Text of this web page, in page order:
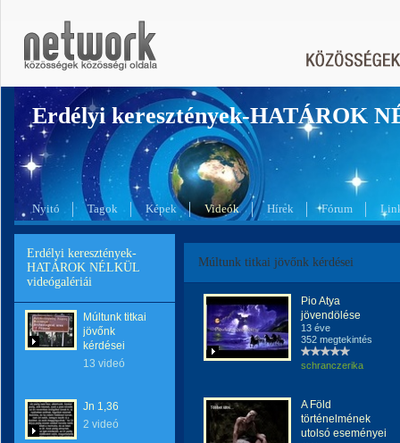
Erdélyi keresztények-HATÁROK
Nyitó Tagok Képek Videók Hírek Fórum
Erdélyi keresztények-
HATÁROK NÉLKÜL
videógalériái
Múltunk titkai
jövőnk
kérdései
13 videó
Jn 1,36
2 videó
Múltunk titkai jövőnk kérdései
Pio Atya
jövendölése
13 éve
352 megtekintés
schranczerika
A Föld
történelmének
utolsó eseményei